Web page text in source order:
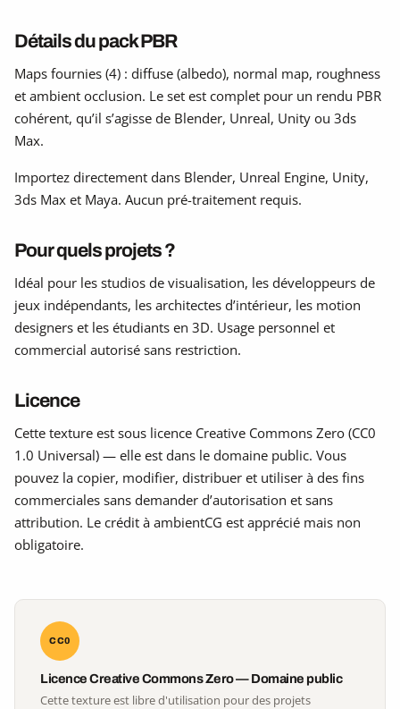
Détails du pack PBR
Maps fournies (4) : diffuse (albedo), normal map, roughness
et ambient occlusion. Le set est complet pour un rendu PBR
cohérent, qu’il s’agisse de Blender, Unreal, Unity ou 3ds
Max.
Importez directement dans Blender, Unreal Engine, Unity,
3ds Max et Maya. Aucun pré-traitement requis.
Pour quels projets ?
Idéal pour les studios de visualisation, les développeurs de
jeux indépendants, les architectes d’intérieur, les motion
designers et les étudiants en 3D. Usage personnel et
commercial autorisé sans restriction.
Licence
Cette texture est sous licence Creative Commons Zero (CC0
1.0 Universal) — elle est dans le domaine public. Vous
pouvez la copier, modifier, distribuer et utiliser à des fins
commerciales sans demander d’autorisation et sans
attribution. Le crédit à ambientCG est apprécié mais non
obligatoire.
CC0
Licence Creative Commons Zero — Domaine public
Cette texture est libre d'utilisation pour des projets